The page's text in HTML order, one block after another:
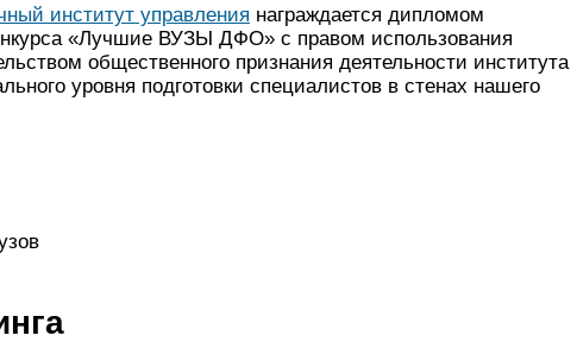
институт управления награждается дипломом
«Лучшие ВУЗЫ ДФО» с правом использования
общественного признания деятельности института
уровня подготовки специалистов в стенах нашего